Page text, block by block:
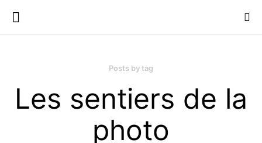
Posts by tag
Les sentiers de la
photo